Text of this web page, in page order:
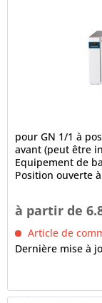
pour GN 1/1 à
avant (peut être
Equipement de
Position ouverte
à partir de
Article de
Dernière mise à